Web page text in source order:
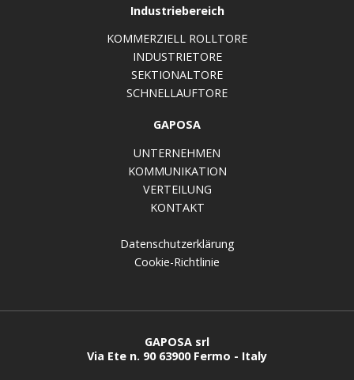
Industriebereich
KOMMERZIELL ROLLTORE
INDUSTRIETORE
SEKTIONALTORE
SCHNELLAUFTORE
GAPOSA
UNTERNEHMEN
KOMMUNIKATION
VERTEILUNG
KONTAKT
Datenschutzerklärung
Cookie-Richtlinie
GAPOSA srl
Via Ete n. 90 63900 Fermo - Italy